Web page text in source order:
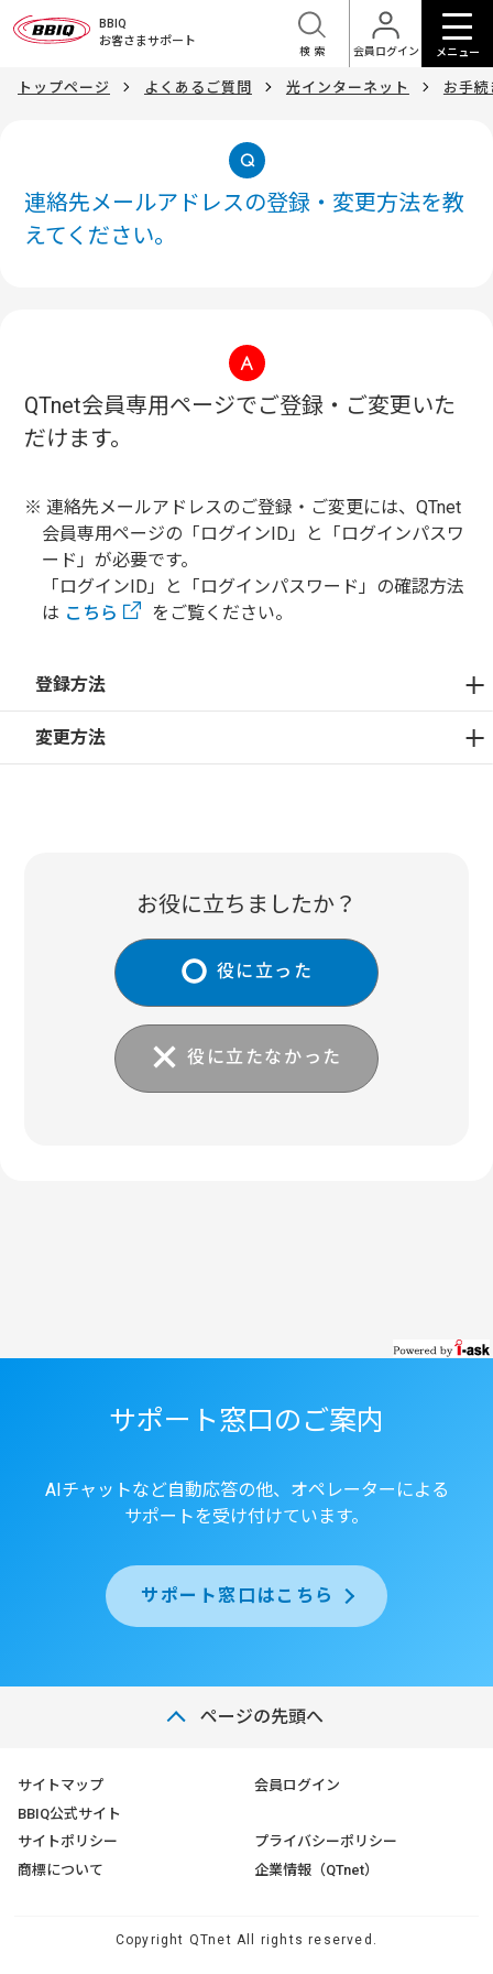
BBIQ
お客さまサポート
会員ログイン
検索 メニュー
トップページ よくあるご質問 光インターネット お手続
連絡先メールアドレスの登録・変更方法を教
えてください。
QTnet会員専用ページでご登録・ご変更いた
だけます。
連絡先メールアドレスのご登録・ご変更には、QTnet
会員専用ページの「ログインID」と「ログインパスワ
ード」が必要です。
「ログインID」と「ログインパスワード」の確認方法
は こちら をご覧ください。
登録方法
変更方法
お役に立ちましたか？
役に立った
役に立たなかった
サポート窓口のご案内
AIチャットなど自動応答の他、オペレーターによる
サポートを受け付けています。
サポート窓口はこちら
ページの先頭へ
サイトマップ
BBIQ公式サイト
会員ログイン
サイトポリシー
商標について
プライバシーポリシー
企業情報（QTnet）
Copyright QTnet All rights reserved.